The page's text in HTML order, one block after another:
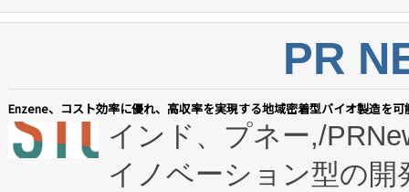
PR
Enzene、コスト効率に優れ、高収率を実現する地域密着型バイオ製造を
インド、プネー,/
イノベーション型の